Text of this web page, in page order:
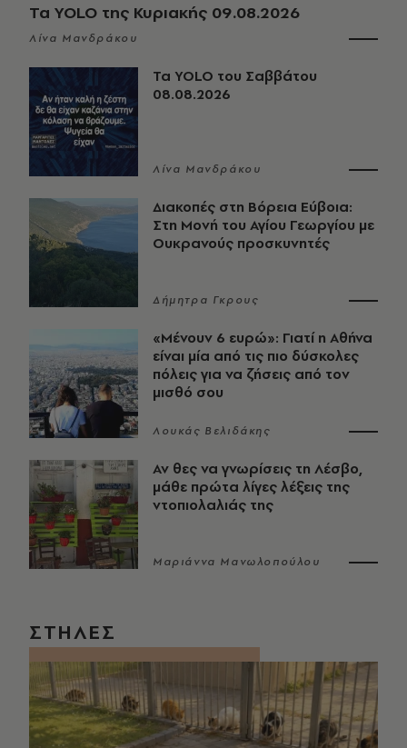
Τα YOLO της Κυριακής 09.08.2026
Λίνα Μανδράκου
Τα YOLO του Σαββάτου
08.08.2026
Λίνα Μανδράκου
Διακοπές στη Βόρεια Εύβοια:
Στη Μονή του Αγίου Γεωργίου με
Ουκρανούς προσκυνητές
Δήμητρα Γκρους
«Μένουν 6 ευρώ»: Γιατί η Αθήνα
είναι μία από τις πιο δύσκολες
πόλεις για να ζήσεις από τον
μισθό σου
Λουκάς Βελιδάκης
Αν θες να γνωρίσεις τη Λέσβο,
μάθε πρώτα λίγες λέξεις της
ντοπιολαλιάς της
Μαριάννα Μανωλοπούλου
ΣΤΗΛΕΣ